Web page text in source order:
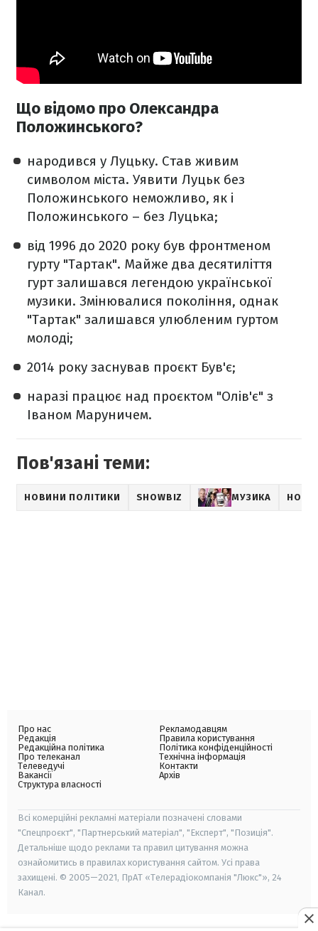
Що відомо про Олександра
Положинського?
народився у Луцьку. Став живим
символом міста. Уявити Луцьк без
Положинського неможливо, як і
Положинського – без Луцька;
від 1996 до 2020 року був фронтменом
гурту "Тартак". Майже два десятиліття
гурт залишався легендою української
музики. Змінювалися покоління, однак
"Тартак" залишався улюбленим гуртом
молоді;
2014 року заснував проєкт Був'є;
наразі працює над проєктом "Олів'є" з
Іваном Маруничем.
Пов'язані теми:
НОВИНИ ПОЛІТИКИ SHOWBIZ МУЗИКА
Про нас
Редакція
Редакційна політика
Про телеканал
Телеведучі
Вакансії
Структура власності
Рекламодавцям
Правила користування
Політика конфіденційності
Технічна інформація
Контакти
Архів
Всі комерційні рекламні матеріали позначені словами
"Спецпроєкт", "Партнерський матеріал", "Експерт", "Позиція".
Детальніше щодо реклами та правил цитування можна
ознайомитись в правилах користування сайтом. Усі права
захищені. © 2005—2021, ПрАТ «Телерадіокомпанія "Люкс"», 24
Канал.